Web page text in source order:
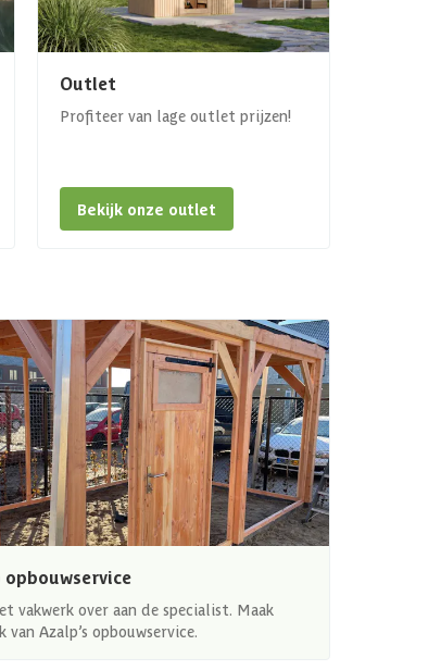
Outlet
Profiteer van lage outlet prijzen!
Bekijk onze outlet
opbouwservice
vakwerk over aan de specialist. Maak
van Azalp’s opbouwservice.